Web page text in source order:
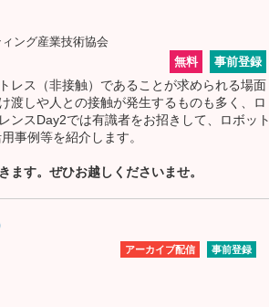
ング産業技術協会
事前登録
無料
レス（非接触）であることが求められる場面
渡しや人との接触が発生するものも多く、ロ
ンスDay2では有識者をお招きして、ロボット
事例等を紹介します。
す。ぜひお越しくださいませ。
事前登録
アーカイブ配信